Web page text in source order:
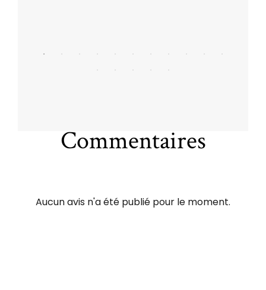
Commentaires
Aucun avis n'a été publié pour le moment.